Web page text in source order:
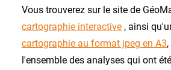
Vous trouverez sur le site de
cartographie interactive , ainsi
cartographie au format jpeg en A3
l'ensemble des analyses qui ont